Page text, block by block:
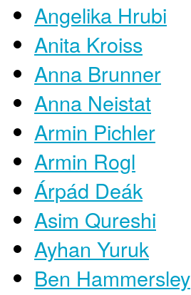
Angelika Hrubi
Anita Kroiss
Anna Brunner
Anna Neistat
Armin Pichler
Armin Rogl
Árpád Deák
Asim Qureshi
Ayhan Yuruk
Ben Hammersley